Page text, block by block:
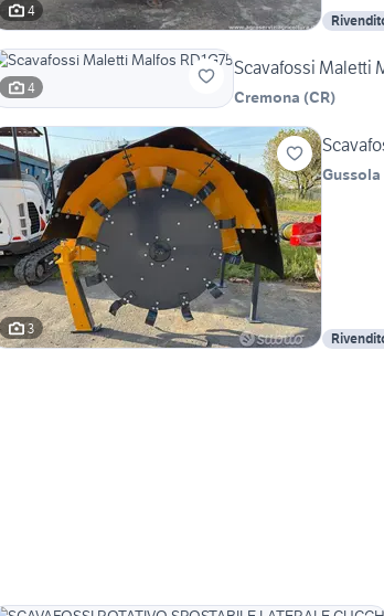
4
4
Scavafossi Maletti
Cremona (CR)
3
Gussola